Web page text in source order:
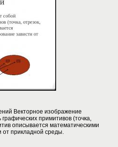
Векторное изображение
примитивов (точка,
описывается математическими
прикладной среды.